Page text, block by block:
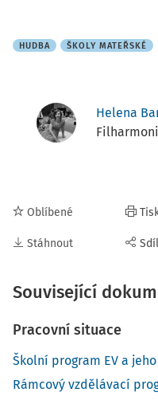
HUDBA ŠKOLY MATEŘSKÉ
Helena
Oblíbené
Stáhnout
Související
Pracovní situace
Školní program EV a
Rámcový vzdělávací